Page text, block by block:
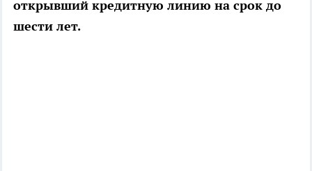
открывший кредитную линию на срок до
шести лет.